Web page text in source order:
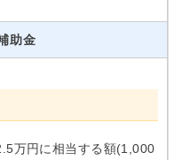
助金
万円に相当する額(1,000